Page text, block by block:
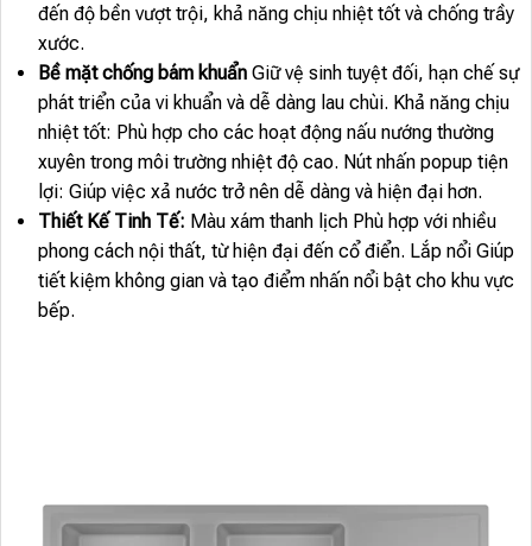
đến độ bền vượt trội, khả năng chịu nhiệt tốt và chống trầy
xước.
Bề mặt chống bám khuẩnGiữ vệ sinh tuyệt đối, hạn chế sự
phát triển của vi khuẩn và dễ dàng lau chùi. Khả năng chịu
nhiệt tốt: Phù hợp cho các hoạt động nấu nướng thường
xuyên trong môi trường nhiệt độ cao. Nút nhấn popup tiện
lợi: Giúp việc xả nước trở nên dễ dàng và hiện đại hơn.
Thiết Kế Tinh Tế: Màu xám thanh lịch Phù hợp với nhiều
phong cách nội thất, từ hiện đại đến cổ điển. Lắp nổi Giúp
tiết kiệm không gian và tạo điểm nhấn nổi bật cho khu vực
bếp.